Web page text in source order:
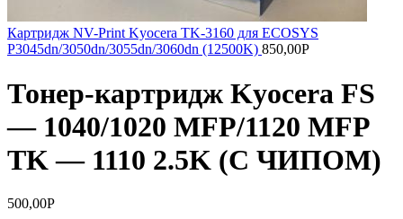
Картридж NV-Print Kyocera TK-3160 для ECOSYS
P3045dn/3050dn/3055dn/3060dn (12500K) 850,00Р
Тонер-картридж Kyocera FS
— 1040/1020 MFP/1120 MFP
TK — 1110 2.5K (С ЧИПОМ)
500,00Р